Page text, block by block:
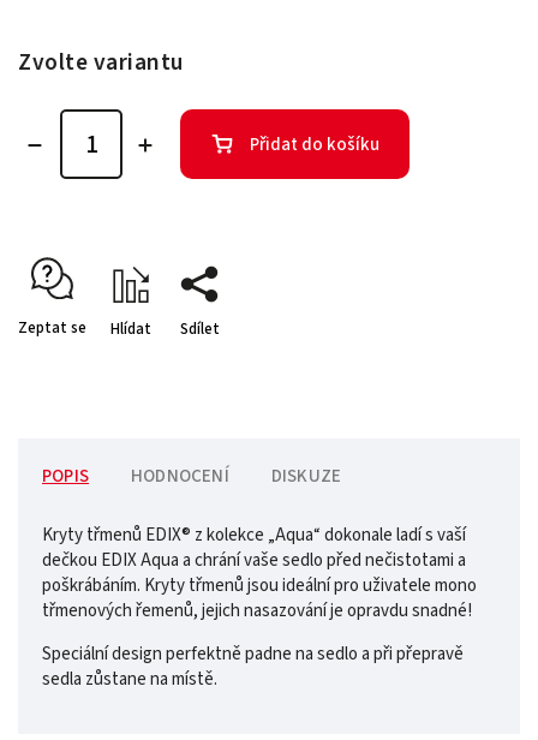
Zvolte variantu
Přidat do košíku
Zeptat se Hlídat Sdílet
POPIS HODNOCENÍ DISKUZE
Kryty třmenů EDIX® z kolekce „Aqua“ dokonale ladí s vaší
dečkou EDIX Aqua a chrání vaše sedlo před nečistotami a
poškrábáním. Kryty třmenů jsou ideální pro uživatele mono
třmenových řemenů, jejich nasazování je opravdu snadné!
Speciální design perfektně padne na sedlo a při přepravě
sedla zůstane na místě.